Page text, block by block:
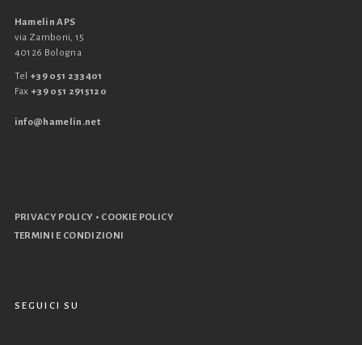
Hamelin APS
via Zamboni, 15
40126 Bologna
Tel +39 051 233401
Fax +39 051 2915120
info@hamelin.net
PRIVACY POLICY • COOKIE POLICY
TERMINI E CONDIZIONI
SEGUICI SU